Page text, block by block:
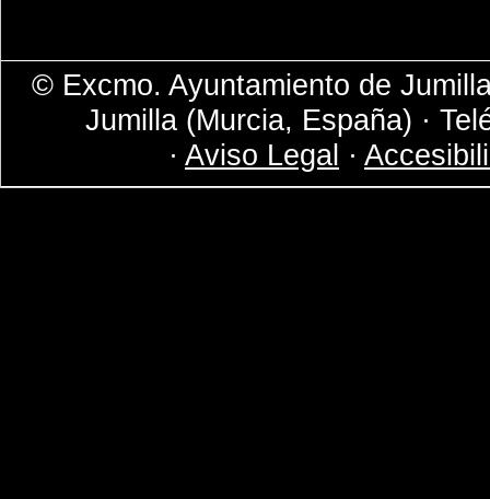
© Excmo. Ayuntamiento de
Jumilla (Murcia, España) ·
· Aviso Legal ·